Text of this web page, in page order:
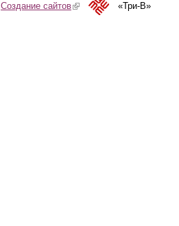
Создание сайтов(link is external)«Три-В»